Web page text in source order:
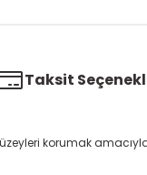
Taksit
korumak